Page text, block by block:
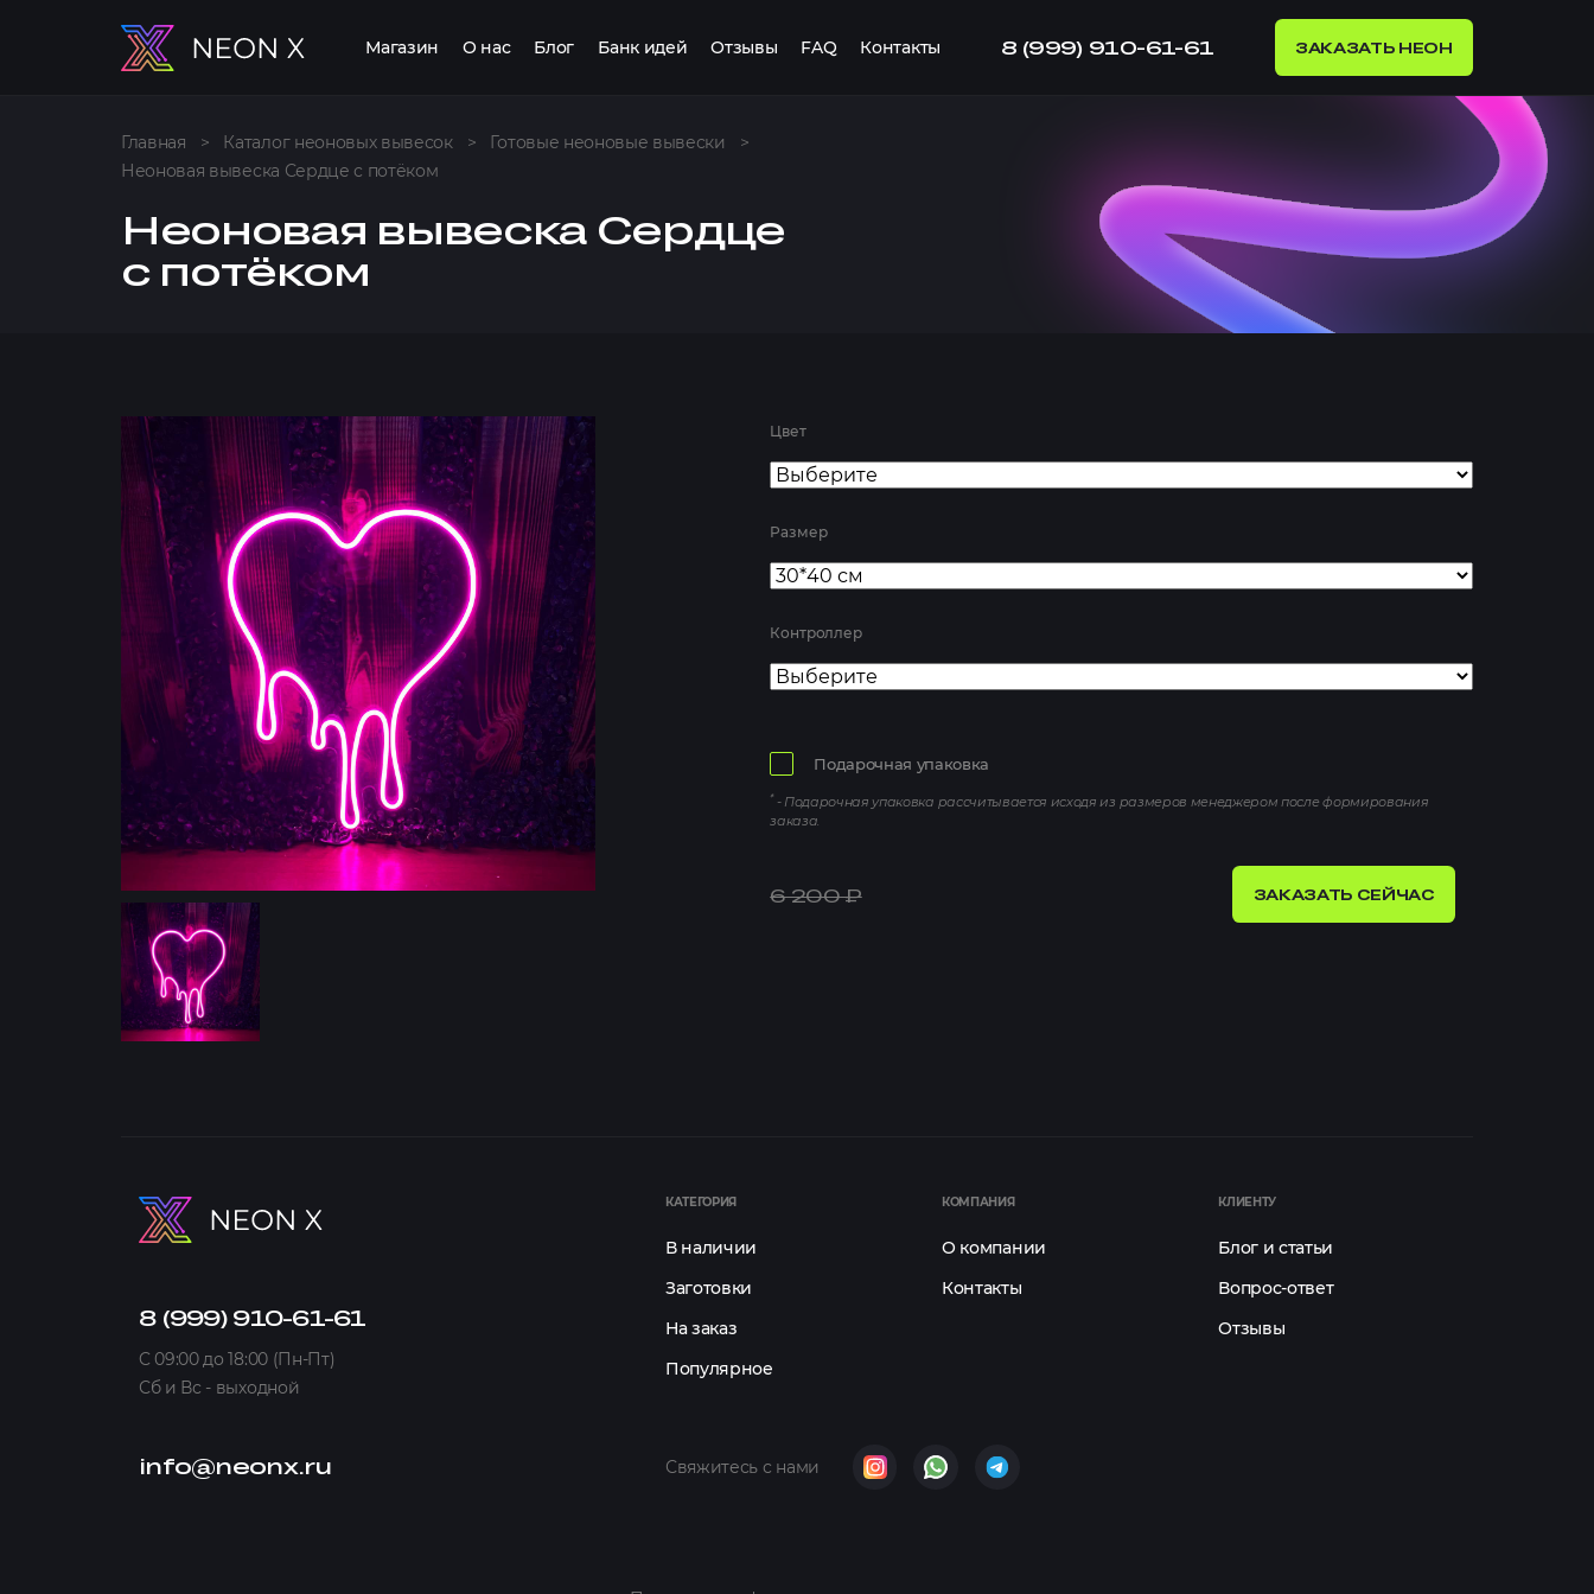
Магазин О нас Блог Банк идей Отзывы FAQ Контакты 8 (999) 910-61-61 ЗАКАЗАТЬ НЕОН
Главная > Каталог неоновых вывесок > Готовые неоновые вывески
>
Неоновая вывеска Сердце с потёком
Неоновая вывеска Сердце
с потёком
Цвет
Размер
Контроллер
Подарочная упаковка
*- Подарочная упаковка рассчитывается исходя из размеров менеджером после формирования
заказа.
6 200₽ ЗАКАЗАТЬ СЕЙЧАС
8 (999) 910-61-61
C 09:00 до 18:00 (Пн-Пт)
Сб и Вс - выходной
info@neonx.ru
КАТЕГОРИЯ
В наличии
Заготовки
На заказ
Популярное
КОМПАНИЯ
О компании
Контакты
КЛИЕНТУ
Блог и статьи
Вопрос-ответ
Отзывы
Свяжитесь с нами